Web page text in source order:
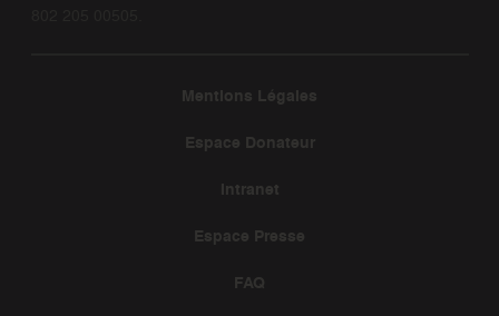
Mentions Légales
Espace Donateur
Intranet
Espace Presse
FAQ